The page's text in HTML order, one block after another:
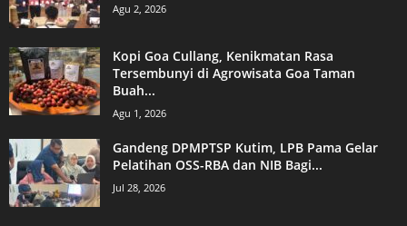
Agu 2, 2026
Kopi Goa Cullang, Kenikmatan Rasa
Tersembunyi di Agrowisata Goa Taman
Buah...
Agu 1, 2026
Gandeng DPMPTSP Kutim, LPB Pama Gelar
Pelatihan OSS-RBA dan NIB Bagi...
Jul 28, 2026